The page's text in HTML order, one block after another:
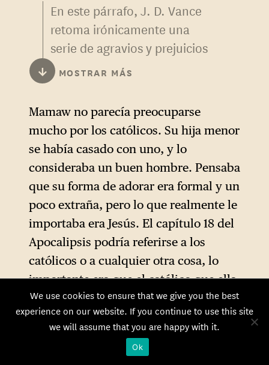
En este párrafo, J. D. Vance
retoma irónicamente una
serie de agravios y prejuicios
contra los católicos que
prevalecían en el
protestantismo tradicional, y
que quizá sigan vivos hoy en
el protestantismo evangélico:
el rechazo del culto mariano,
equiparado a la idolatría,
acusándose a los católicos de
«adorar» a María casi a la par
que a Dios; la supuesta
devaluación de la autoridad
de la Biblia en el catolicismo,
que la duplica con la de la
Tradición expresada en el
Magisterio romano;
finalmente, la asimilación del
↓ MOSTRAR MÁS
Mamaw no parecía preocuparse
mucho por los católicos. Su hija menor
se había casado con uno, y lo
consideraba un buen hombre. Pensaba
que su forma de adorar era formal y un
poco extraña, pero lo que realmente le
importaba era Jesús. El capítulo 18 del
Apocalipsis podría referirse a los
católicos o a cualquier otra cosa, lo
importante era que el católico que ella
conocía amaba a Jesús, y eso le parecía
bien.
De hecho, el capítulo 18 del
We use cookies to ensure that we give you the best
experience on our website. If you continue to use this site
we will assume that you are happy with it.
Ok